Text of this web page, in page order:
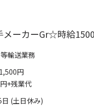
メーカーGr☆時給
輸送業務
円
+残業代
(土日休み)